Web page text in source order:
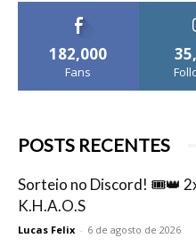
182,000
Fans
POSTS RECENTES
Sorteio no Discord! 🎟️👑
K.H.A.O.S
Lucas Felix - 6 de agosto de 2026